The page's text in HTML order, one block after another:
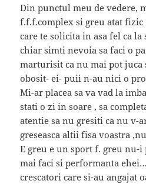
Din punctul meu de vedere,
f.f.f.complex si greu atat fizic
care te solicita in asa fel ca
chiar simti nevoia sa faci o
marturisit ca nu mai pot juca
obosit- ei- puii n-au nici o
Mi-ar placea sa va vad la
stati o zi in soare , sa
atentie sa nu gresiti ca nu v-
greseasca altii fisa voastra
E greu e un sport f. greu nu-i
mai faci si performanta
crescatori care si-au angajat